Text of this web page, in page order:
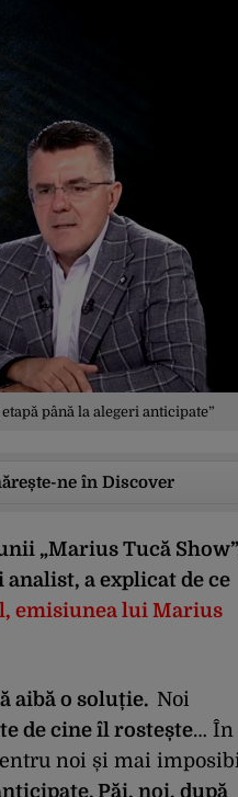
până la alegeri anticipate”
ne în Discover
„Marius Tucă
a explicat de ce
emisiunea lui Marius
aibă o soluție. Noi
de cine îl rostește… În
noi și mai
Păi, noi, după